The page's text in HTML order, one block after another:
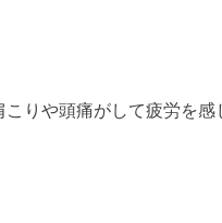
りや頭痛がして疲労を感